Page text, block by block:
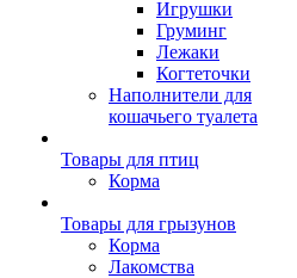
Игрушки
Груминг
Лежаки
Когтеточки
Наполнители для
кошачьего туалета
Товары для птиц
Корма
Товары для грызунов
Корма
Лакомства